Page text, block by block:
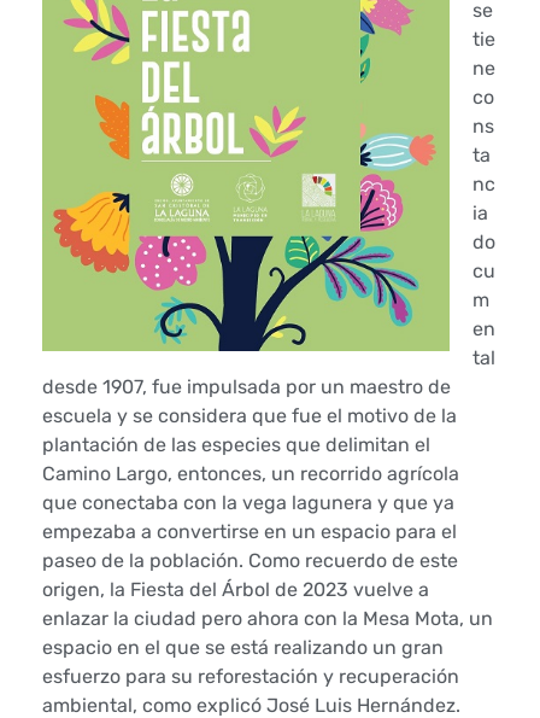
o
X
X
I
l
a
t
se
tie
ne
co
ns
ta
nc
ia
do
cu
m
en
tal
desde 1907, fue impulsada por un maestro de
escuela y se considera que fue el motivo de la
plantación de las especies que delimitan el
Camino Largo, entonces, un recorrido agrícola
que conectaba con la vega lagunera y que ya
empezaba a convertirse en un espacio para el
paseo de la población. Como recuerdo de este
origen, la Fiesta del Árbol de 2023 vuelve a
enlazar la ciudad pero ahora con la Mesa Mota, un
espacio en el que se está realizando un gran
esfuerzo para su reforestación y recuperación
ambiental, como explicó José Luis Hernández.